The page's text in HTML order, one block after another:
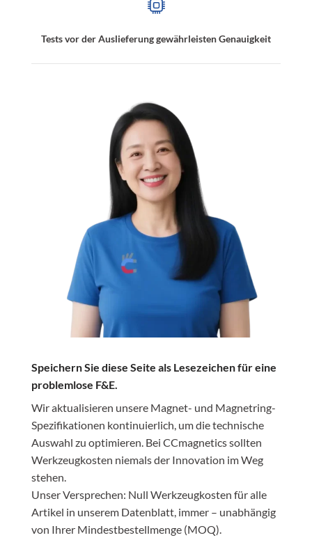
Tests vor der Auslieferung gewährleisten Genauigkeit
Speichern Sie diese Seite als Lesezeichen für eine
problemlose F&E.
Wir aktualisieren unsere Magnet- und Magnetring-
Spezifikationen kontinuierlich, um die technische
Auswahl zu optimieren. Bei CCmagnetics sollten
Werkzeugkosten niemals der Innovation im Weg
stehen.
Unser Versprechen: Null Werkzeugkosten für alle
Artikel in unserem Datenblatt, immer – unabhängig
von Ihrer Mindestbestellmenge (MOQ).